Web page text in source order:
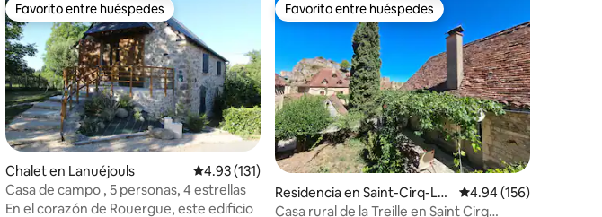
4.99 de 5; 183 evaluaciones
Favorito entre huéspedes
Favorito entre huéspedes
Chalet en Lanuéjouls Calificación promedio: 4.93 de 5; 131 evaluaciones
4.93 (131)
Casa de campo , 5 personas, 4 estrellas
En el corazón de Rouergue, este edificio
Favorito entre huéspedes
Favorito entre huéspedes
Residencia en Saint-Cirq-La
popie
Calificación promedio:
4.94 (156)
Casa rural de la Treille en Saint Cirq